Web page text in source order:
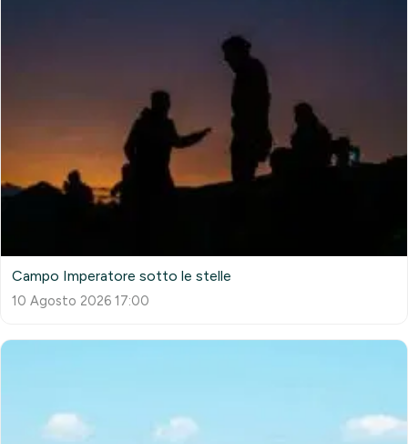
Campo Imperatore sotto le stelle
10 Agosto 2026 17:00